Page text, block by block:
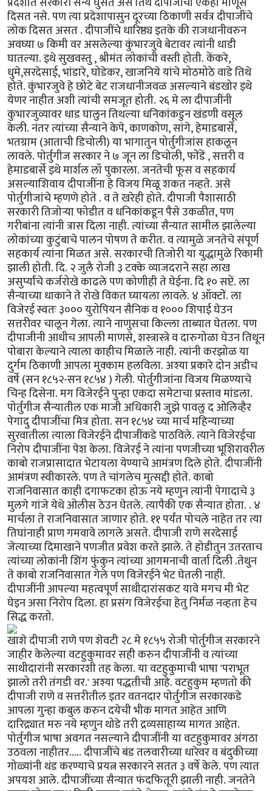
दिसत नसे. पण त्या प्रदेशापासुन दूरच्या ठिकाणी सर्वत्र दीपाजींचे
लोक दिसत असत . दीपाजींचे धारिष्ठ्य इतके की राजधानीवरुन
अवघ्या ७ किमी वर असलेल्या कुंभारजुवे बेटावर त्यांनी धाडी
घातल्या. इथे सुखवस्तु , श्रीमंत लोकांची वस्ती होती. केंकरे,
धुमे,सरदेसाई, भांडारे, घोडेकर, खाजनिये यांचे मोठमोठे वाडे तिथे
होते. कुंभारजुवे हे छोटे बेट राजधानीजवळ असल्याने बंडखोर इथे
येणर नाहीत अशी त्यांची समजूत होती. २६ मे ला दीपाजींनी
कुभारजुव्यावर धाड घालुन तिथल्या धनिकांकडुन खंडणी वसूल
केली. नंतर त्यांच्या सैन्याने केपे, काणकोण, सांगे, हेमाडबार्से,
भतग्राम (आताची डिचोली) या भागातुन पोर्तुगीजांस हाकलून
लावले. पोर्तुगीज सरकार ने ७ जून ला डिचोली, फोंडें , सत्तरी व
हेमाडबार्से इथे मार्शल लॉ पुकारला. जनतेची फूस व सहकार्य
असल्याशिवाय दीपाजींना हे विजय मिळू शकत नव्हते. असे
पोर्तुगीजांचे म्हणणे होते . व ते खरेही होते. दीपाजी पैशासाठी
सरकारी तिजोर्‍या फोडीत व धनिकांकडून पैसे उकळीत, पण
गरीबांना त्यांनी त्रास दिला नाही. त्यांच्या सैन्यात सामील झालेल्या
लोकांच्या कुटुंबाचे पालन पोषण ते करीत. व त्यामुळे जनतेचे संपूर्ण
सहकार्य त्यांना मिळत असे. सरकारची तिजोरी या युद्धामुळे रिकामी
झाली होती. दि. २ जुलै रोजी ३ टक्के व्याजदराने सहा लाख
असुर्प्यांचे कर्जरोखे काढले पण कोणीही ते घेईना. दि १० सप्टें. ला
सैन्याच्या धाकाने ते रोखे विकत घ्यायला लावले. ४ ऑक्टों. ला
विजेरई स्वतः ३००० युरोपियन सैनिक व १००० शिपाई घेउन
सत्तरीवर चालून गेला. त्याने नाणुसचा किल्ला ताब्यात घेतला. पण
दीपाजीनी आधीच आपली माणसे, शस्त्रास्त्रे व दारुगोळा घेउन तिथून
पोबारा केल्याने त्याला काहीच मिळाले नाही. त्यांनी करझोळ या
दुर्गम ठिकाणी आपला मुक्काम हलविला. अश्या प्रकारे दोन अडीच
वर्षे (सन १८५२-सन १८५४ ) गेली. पोर्तुगीजांना विजय मिळण्याचे
चिन्ह दिसेना. मग विजेरईने पुन्हा एकदा समेटाचा प्रस्ताव मांडला.
पोर्तुगीज सैन्यातील एक माजी अधिकारी जुझे पावलु द ओलिव्हैर
पेगादु दीपाजींचा मित्र होता. सन १८५४ च्या मार्च महिन्याच्या
सुरवातीला त्याला विजेरईने दीपाजींकडे पाठविले. त्याने विजेरईचा
निरोप दीपाजींना पेश केला. विजेरई ने त्यांना पणजीच्या भूशिरावरील
काबो राजप्रासादात भेटायला येण्याचे आमंत्रण दिले होते. दीपाजींनी
आमंत्रण स्वीकारले. पण ते चांगलेच मुत्सद्दी होते. काबो
राजनिवासात काही दगाफटका होऊ नये म्हणुन त्यांनी पेगादाचे ३
मुलगे गांजे येथे ओलीस ठेउन घेतले. त्यापैकी एक सैन्यात होता. . ४
मार्चला ते राजनिवासात जाणार होते. ११ पर्यंत पोचले नाहेत तर त्या
तिघांनाही प्राण गमवावे लागले असते. दीपाजी राणे सरदेसाई
जेत्याच्या दिमाखाने पणजीत प्रवेश करते झाले. ते होडीतुन उतरताच
त्यांच्या लोकांनी शिंग फुंकुन त्यांच्या आगमनाची वार्ता दिली .तेथुन
ते काबो राजनिवासात गेले पण विजेरईने भेट घेतली नाही.
दीपाजींनी आपल्या महत्वपूर्ण साथीदारांसकट यावे मगच मी भेट
घेइन असा निरोप दिला. हा प्रसंग विजेरईचा हेतु निर्मळ नव्हता हेच
सिद्ध करतो.
खाशे दीपाजी राणे पण शेवटी २८ मे १८५५ रोजी पोर्तुगीज सरकारने
जाहीर केलेल्या वटहुकुमावर सही करुन दीपाजींनी व त्यांच्या
साथीदारांनी सरकारशी तह केला. या वटहुकुमाची भाषा 'पराभूत
झालो तरी तंगडी वर.' अश्या पद्धतीची आहे. वटहुकुम म्हणतो की
दीपाजी राणे व सत्तरीतील इतर वतनदार पोर्तुगीज सरकारकडे
आपला गुन्हा कबुल करुन दयेची भीक मागत आहेत आणि
दारिद्र्यात मरु नये म्हणुन थोडे तरी द्रव्यसाहाय्य मागत आहेत.
पोर्तुगीज भाषा अवगत नसल्याने दीपाजींनी या वटहुकुमावर अंगठा
उठवला नाहीतर..... दीपाजींचे बंड तलवारीच्या धारेवर व बंदुकीच्या
गोळ्यांनी थंड करण्याचे प्रयत्न सरकारने सतत ३ वर्षे केले. पण त्यात
अपयश आले. दीपाजींच्या सैन्यात फंदफितूरी झाली नाही. जनतेने